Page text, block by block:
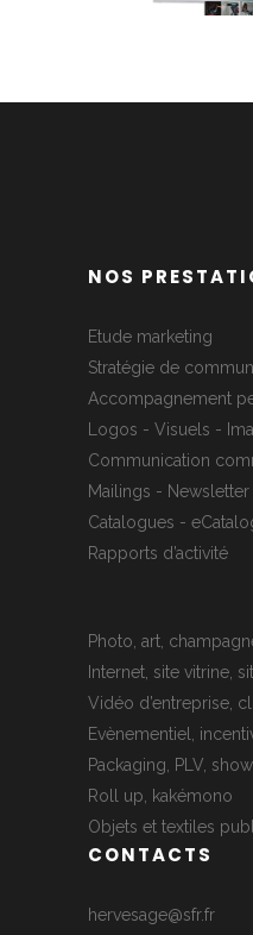
NOS
Etude marketing
Stratégie de
Accompagnement
Logos - Visuels -
Communication
Mailings -
Catalogues -
Rapports d’activité
Photo, art,
Internet, site vitrine,
Vidéo d’entreprise,
Evènementiel,
Packaging, PLV,
Roll up, kakémono
Objets et textiles
CONTACTS
hervesage@sfr.fr